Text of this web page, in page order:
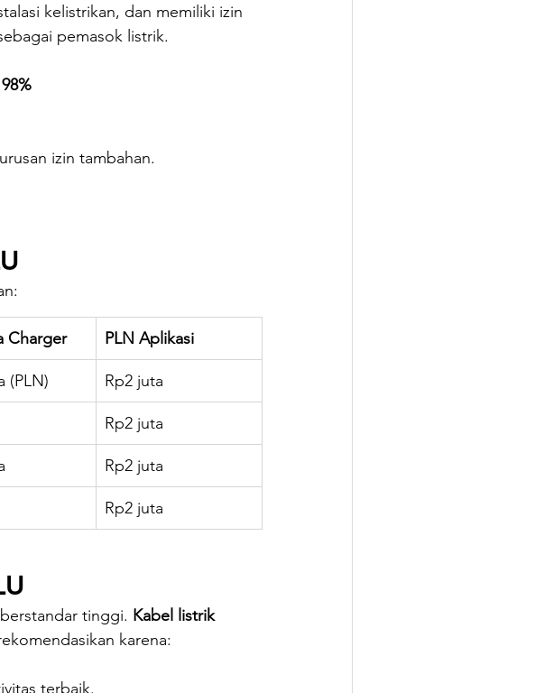
kelistrikan, dan memiliki izin
pemasok listrik.
98%
izin tambahan.
Charger PLN Aplikasi
(PLN) Rp2 juta
Rp2 juta
Rp2 juta
Rp2 juta
tinggi. Kabel listrik
karena:
terbaik.